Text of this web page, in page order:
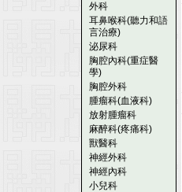
外科
耳鼻喉科(聽力和語
言治療)
泌尿科
胸腔內科(重症醫
學)
胸腔外科
腫瘤科(血液科)
放射腫瘤科
麻醉科(疼痛科)
獸醫科
神經外科
神經內科
小兒科